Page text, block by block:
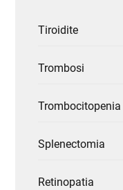
Tiroidite
Trombosi
Trombocitopenia
Splenectomia
Retinopatia